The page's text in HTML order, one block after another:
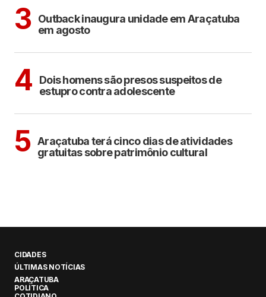
3 Outback inaugura unidade em Araçatuba
em agosto
4
Dois homens são presos suspeitos de
estupro contra adolescente
5 Araçatuba terá cinco dias de atividades
gratuitas sobre patrimônio cultural
CIDADES
ÚLTIMAS NOTÍCIAS
ARAÇATUBA
POLÍTICA